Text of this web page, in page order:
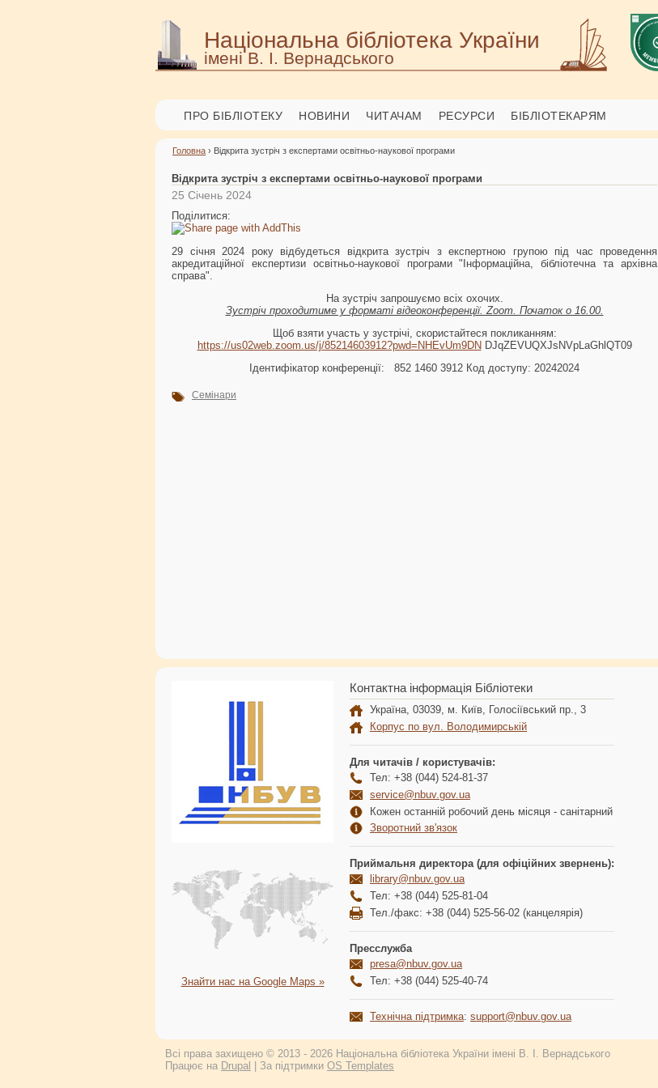
Національна бібліотека України
імені В. І. Вернадського
ПРО БІБЛІОТЕКУ НОВИНИ ЧИТАЧАМ РЕСУРСИ БІБЛІОТЕКАРЯМ
Головна › Відкрита зустріч з експертами освітньо-наукової програми
Відкрита зустріч з експертами освітньо-наукової програми
25 Січень 2024
Поділитися:
29 січня 2024 року відбудеться відкрита зустріч з експертною групою під час проведення
акредитаційної експертизи освітньо-наукової програми "Інформаційна, бібліотечна та архівна
справа".
На зустріч запрошуємо всіх охочих.
Зустріч проходитиме у форматі відеоконференції. Zoom. Початок о 16.00.
Щоб взяти участь у зустрічі, скористайтеся покликанням:
https://us02web.zoom.us/j/85214603912?pwd=NHEvUm9DN DJqZEVUQXJsNVpLaGhlQT09
Ідентифікатор конференції: 852 1460 3912 Код доступу: 20242024
Семінари
Знайти нас на Google Maps »
Контактна інформація Бібліотеки
Україна, 03039, м. Київ, Голосіївський пр., 3
Корпус по вул. Володимирській
Для читачів / користувачів:
Тел: +38 (044) 524-81-37
service@nbuv.gov.ua
Кожен останній робочий день місяця - санітарний
Зворотний зв'язок
Приймальня директора (для офіційних звернень):
library@nbuv.gov.ua
Тел: +38 (044) 525-81-04
Тел./факс: +38 (044) 525-56-02 (канцелярія)
Пресслужба
presa@nbuv.gov.ua
Тел: +38 (044) 525-40-74
Технічна підтримка: support@nbuv.gov.ua
Всі права захищено © 2013 - 2026 Національна бібліотека України імені В. І. Вернадського
Працює на Drupal | За підтримки OS Templates